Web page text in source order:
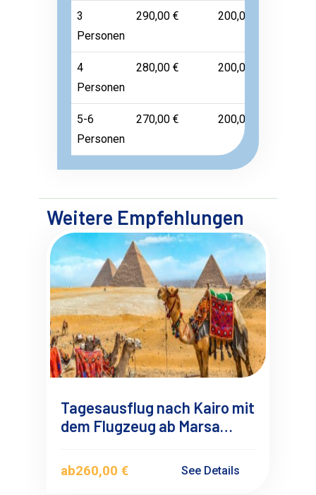
3
Personen
290,00 € 200,00 €
4
Personen
280,00 € 200,00 €
5-6
Personen
270,00 € 200,00 €
Weitere Empfehlungen
Tagesausflug nach Kairo mit
dem Flugzeug ab Marsa
ab260,00 € See Details